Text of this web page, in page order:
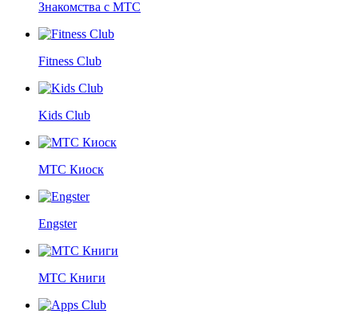
Знакомства с МТС
Fitness Club
Kids Club
МТС Киоск
Engster
МТС Книги